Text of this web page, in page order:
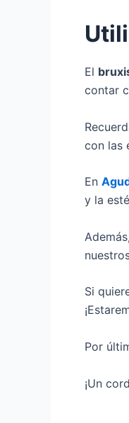
El
contar
con las
En
y la
Si
Por
¡Un